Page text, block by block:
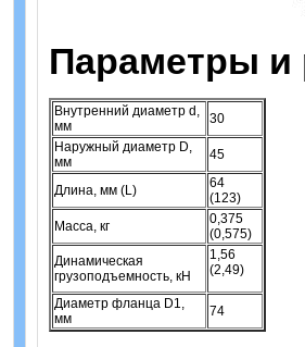
Параметры и
Внутренний диаметр d,
мм
30
Наружный диаметр D,
мм
45
Длина, мм (L)
64
(123)
Масса, кг
0,375
(0,575)
Динамическая
грузоподъемность, кН
1,56
(2,49)
Диаметр фланца D1,
мм
74